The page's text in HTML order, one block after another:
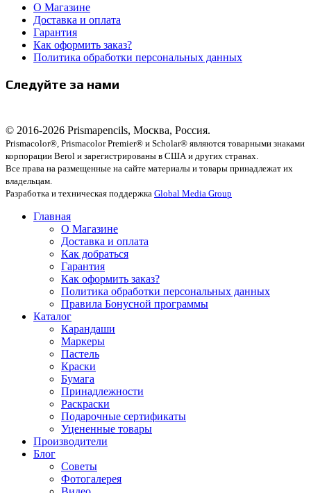
О Магазине
Доставка и оплата
Гарантия
Как оформить заказ?
Политика обработки персональных данных
Следуйте за нами
© 2016-2026 Prismapencils, Москва, Россия.
Prismacolor®, Prismacolor Premier® и Scholar® являются товарными знаками
корпорации Berol и зарегистрированы в США и других странах.
Все права на размещенные на сайте материалы и товары принадлежат их
владельцам.
Разработка и техническая поддержка Global Media Group
Главная
О Магазине
Доставка и оплата
Как добраться
Гарантия
Как оформить заказ?
Политика обработки персональных данных
Правила Бонусной программы
Каталог
Карандаши
Маркеры
Пастель
Краски
Бумага
Принадлежности
Раскраски
Подарочные сертификаты
Уцененные товары
Производители
Блог
Советы
Фотогалерея